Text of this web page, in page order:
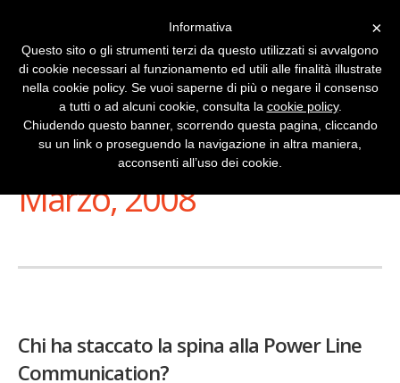
Stai Visualizzando
Marzo, 2008
Chi ha staccato la spina alla Power Line
Communication?
×
Informativa
Questo sito o gli strumenti terzi da questo utilizzati si avvalgono
di cookie necessari al funzionamento ed utili alle finalità illustrate
nella cookie policy. Se vuoi saperne di più o negare il consenso
a tutti o ad alcuni cookie, consulta la cookie policy.
Chiudendo questo banner, scorrendo questa pagina, cliccando
su un link o proseguendo la navigazione in altra maniera,
acconsenti all’uso dei cookie.